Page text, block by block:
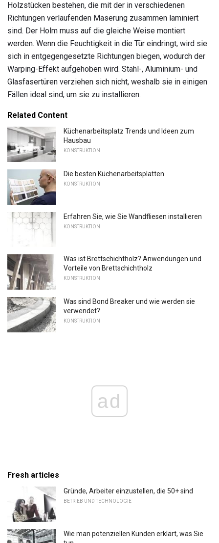
Holzstücken bestehen, die mit der in verschiedenen
Richtungen verlaufenden Maserung zusammen laminiert
sind. Der Holm muss auf die gleiche Weise montiert
werden. Wenn die Feuchtigkeit in die Tür eindringt, wird sie
sich in entgegengesetzte Richtungen biegen, wodurch der
Warping-Effekt aufgehoben wird. Stahl-, Aluminium- und
Glasfasertüren verziehen sich nicht, weshalb sie in einigen
Fällen ideal sind, um sie zu installieren.
Related Content
Küchenarbeitsplatz Trends und Ideen zum
Hausbau
KONSTRUKTION
Die besten Küchenarbeitsplatten
KONSTRUKTION
Erfahren Sie, wie Sie Wandfliesen installieren
KONSTRUKTION
Was ist Brettschichtholz? Anwendungen und
Vorteile von Brettschichtholz
KONSTRUKTION
Was sind Bond Breaker und wie werden sie
verwendet?
KONSTRUKTION
ad
Fresh articles
Gründe, Arbeiter einzustellen, die 50+ sind
BETRIEB UND TECHNOLOGIE
Wie man potenziellen Kunden erklärt, was Sie